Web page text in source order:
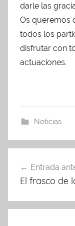
darle las
Os queremos
todos los
disfrutar con
actuaciones.
Noticias
de
Entrada
El frasco de